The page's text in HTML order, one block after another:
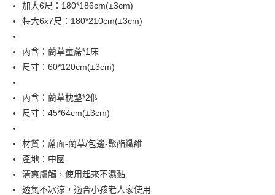
ATM付款
加大6尺：180*186cm(±3cm)
特大6x7尺：180*210cm(±3cm)
內含：藺草童蓆*1床
尺寸：60*120cm(±3cm)
內含：藺草枕墊*2個
尺寸：45*64cm(±3cm)
材質：蓆面-藺草/包邊-聚酯纖維
產地：中國
清爽膚觸，使用起來不濕黏
透氣不冰涼，適合小孩老人家使用